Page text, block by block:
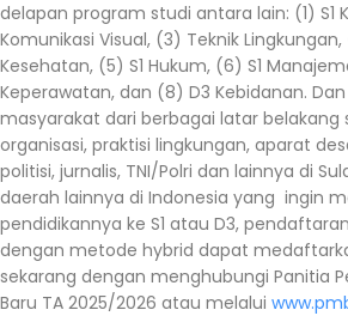
delapan program studi antara lain: (1) S1
Komunikasi Visual, (3) Teknik
Kesehatan, (5) S1 Hukum, (6) S1
Keperawatan, dan (8) D3 Kebidanan.
masyarakat dari berbagai latar belakang
organisasi, praktisi lingkungan, aparat
politisi, jurnalis, TNI/Polri dan lainnya di
daerah lainnya di Indonesia yang ingin
pendidikannya ke S1 atau D3,
dengan metode hybrid dapat
sekarang dengan menghubungi Panitia
Baru TA 2025/2026 atau melalui